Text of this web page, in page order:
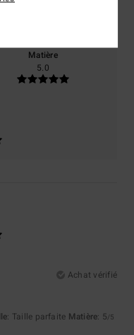
Matière
5.0
Achat vérifié
: Taille parfaite Matière: 5/5